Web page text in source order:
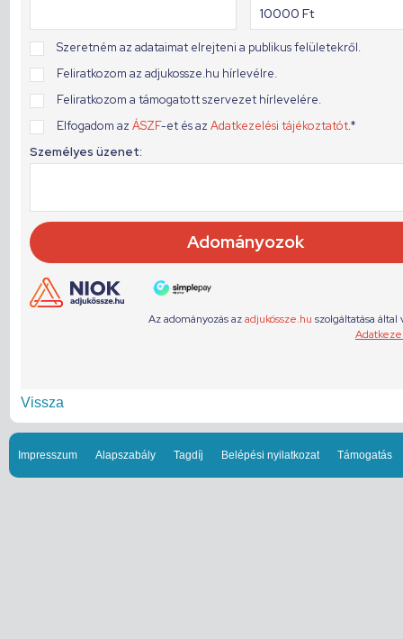
Vissza
Impresszum Alapszabály Tagdíj Belépési nyilatkozat Támogatás